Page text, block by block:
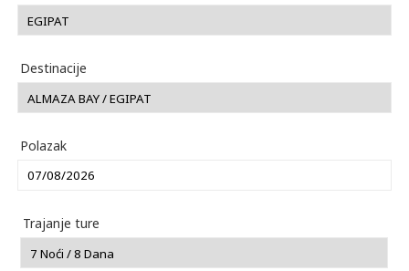
Destinacije
Polazak
Trajanje ture